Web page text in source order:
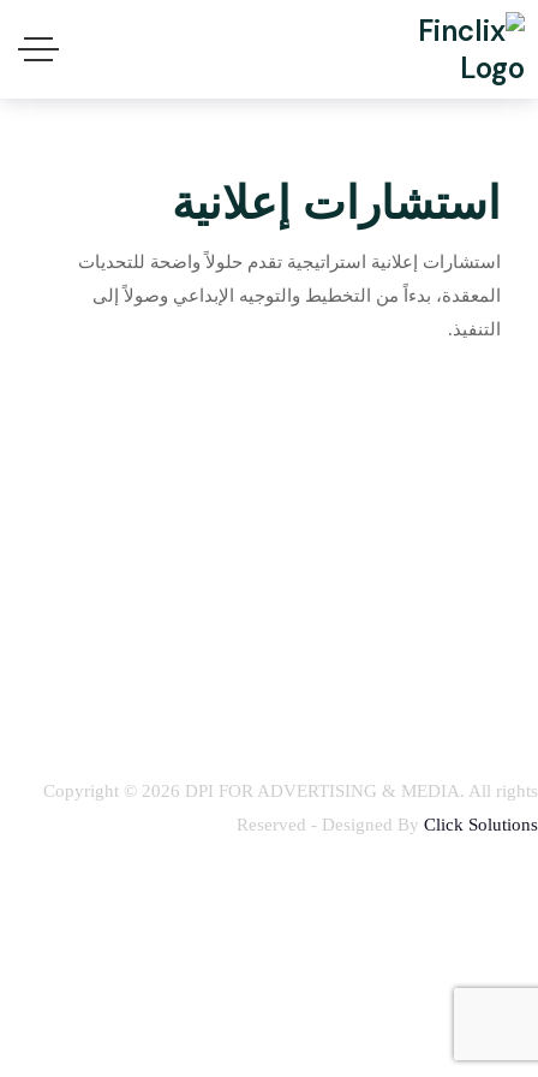
استشارات إعلانية
استشارات إعلانية
استشارات إعلانية استراتيجية تقدم حلولاً واضحة للتحديات
المعقدة، بدءاً من التخطيط والتوجيه الإبداعي وصولاً إلى
التنفيذ.
Copyright © 2026 DPI FOR ADVERTISING & MEDIA. All rights
Reserved - Designed By Click Solutions